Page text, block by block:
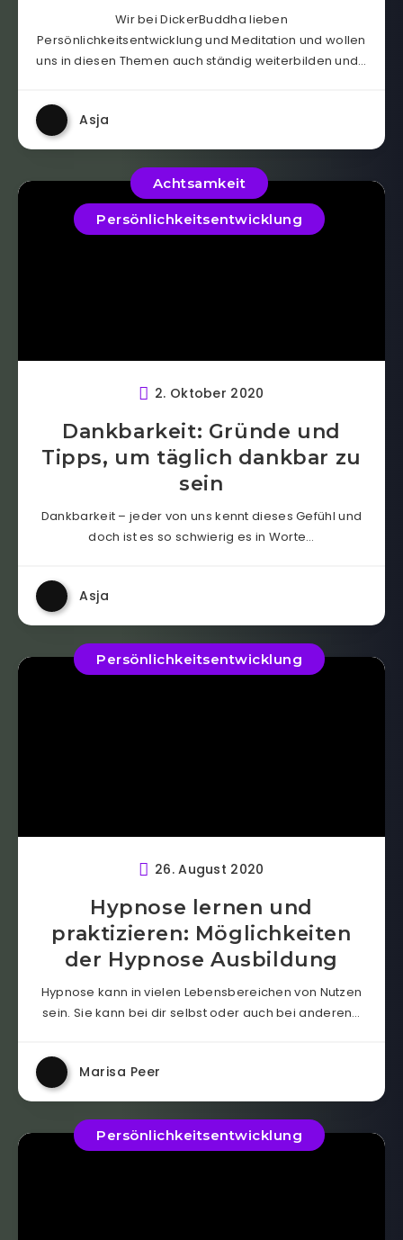
Wir bei DickerBuddha lieben
Persönlichkeitsentwicklung und Meditation und wollen
uns in diesen Themen auch ständig weiterbilden und…
Asja
Achtsamkeit
Persönlichkeitsentwicklung
2. Oktober 2020
Dankbarkeit: Gründe und
Tipps, um täglich dankbar zu
sein
Dankbarkeit – jeder von uns kennt dieses Gefühl und
doch ist es so schwierig es in Worte…
Asja
Persönlichkeitsentwicklung
26. August 2020
Hypnose lernen und
praktizieren: Möglichkeiten
der Hypnose Ausbildung
Hypnose kann in vielen Lebensbereichen von Nutzen
sein. Sie kann bei dir selbst oder auch bei anderen…
Marisa Peer
Persönlichkeitsentwicklung